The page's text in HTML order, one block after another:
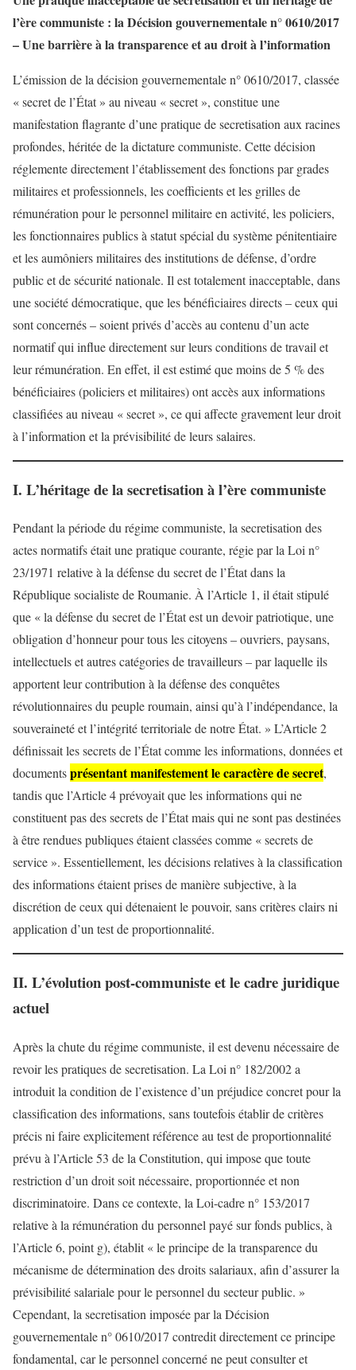
l’ère communiste : la Décision gouvernementale n° 0610/2017
– Une barrière à la transparence et au droit à l’information
L’émission de la décision gouvernementale n° 0610/2017, classée
« secret de l’État » au niveau « secret », constitue une
manifestation flagrante d’une pratique de secretisation aux racines
profondes, héritée de la dictature communiste. Cette décision
réglemente directement l’établissement des fonctions par grades
militaires et professionnels, les coefficients et les grilles de
rémunération pour le personnel militaire en activité, les policiers,
les fonctionnaires publics à statut spécial du système pénitentiaire
et les aumôniers militaires des institutions de défense, d’ordre
public et de sécurité nationale. Il est totalement inacceptable, dans
une société démocratique, que les bénéficiaires directs – ceux qui
sont concernés – soient privés d’accès au contenu d’un acte
normatif qui influe directement sur leurs conditions de travail et
leur rémunération. En effet, il est estimé que moins de 5 % des
bénéficiaires (policiers et militaires) ont accès aux informations
classifiées au niveau « secret », ce qui affecte gravement leur droit
à l’information et la prévisibilité de leurs salaires.
I. L’héritage de la secretisation à l’ère communiste
Pendant la période du régime communiste, la secretisation des
actes normatifs était une pratique courante, régie par la Loi n°
23/1971 relative à la défense du secret de l’État dans la
République socialiste de Roumanie. À l’Article 1, il était stipulé
que « la défense du secret de l’État est un devoir patriotique, une
obligation d’honneur pour tous les citoyens – ouvriers, paysans,
intellectuels et autres catégories de travailleurs – par laquelle ils
apportent leur contribution à la défense des conquêtes
révolutionnaires du peuple roumain, ainsi qu’à l’indépendance, la
souveraineté et l’intégrité territoriale de notre État. » L’Article 2
définissait les secrets de l’État comme les informations, données et
documentsprésentant manifestement le caractère de secret,
tandis que l’Article 4 prévoyait que les informations qui ne
constituent pas des secrets de l’État mais qui ne sont pas destinées
à être rendues publiques étaient classées comme « secrets de
service ». Essentiellement, les décisions relatives à la classification
des informations étaient prises de manière subjective, à la
discrétion de ceux qui détenaient le pouvoir, sans critères clairs ni
application d’un test de proportionnalité.
II. L’évolution post-communiste et le cadre juridique
actuel
Après la chute du régime communiste, il est devenu nécessaire de
revoir les pratiques de secretisation. La Loi n° 182/2002 a
introduit la condition de l’existence d’un préjudice concret pour la
classification des informations, sans toutefois établir de critères
précis ni faire explicitement référence au test de proportionnalité
prévu à l’Article 53 de la Constitution, qui impose que toute
restriction d’un droit soit nécessaire, proportionnée et non
discriminatoire. Dans ce contexte, la Loi-cadre n° 153/2017
relative à la rémunération du personnel payé sur fonds publics, à
l’Article 6, point g), établit « le principe de la transparence du
mécanisme de détermination des droits salariaux, afin d’assurer la
prévisibilité salariale pour le personnel du secteur public. »
Cependant, la secretisation imposée par la Décision
gouvernementale n° 0610/2017 contredit directement ce principe
fondamental, car le personnel concerné ne peut consulter et